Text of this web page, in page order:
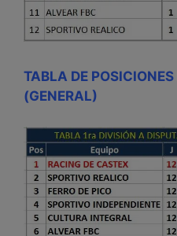
TABLA DE
(GENERAL)